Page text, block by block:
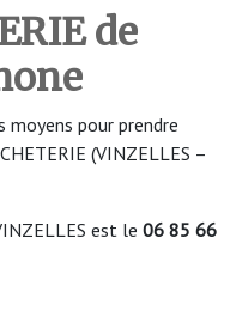
de
moyens pour prendre
(VINZELLES –
est le 06 85 66